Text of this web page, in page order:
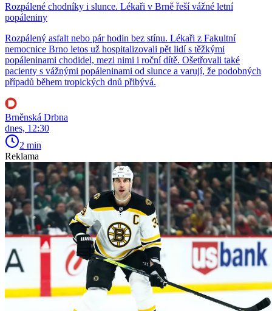
Rozpálené chodníky i slunce. Lékaři v Brně řeší vážné letní
popáleniny
Rozpálený asfalt nebo pár hodin bez stínu. Lékaři z Fakultní
nemocnice Brno letos už hospitalizovali pět lidí s těžkými
popáleninami chodidel, mezi nimi i roční dítě. Ošetřovali také
pacienty s vážnými popáleninami od slunce a varují, že podobných
případů během tropických dnů přibývá.
Brněnská Drbna
dnes, 12:30
2 min
Reklama